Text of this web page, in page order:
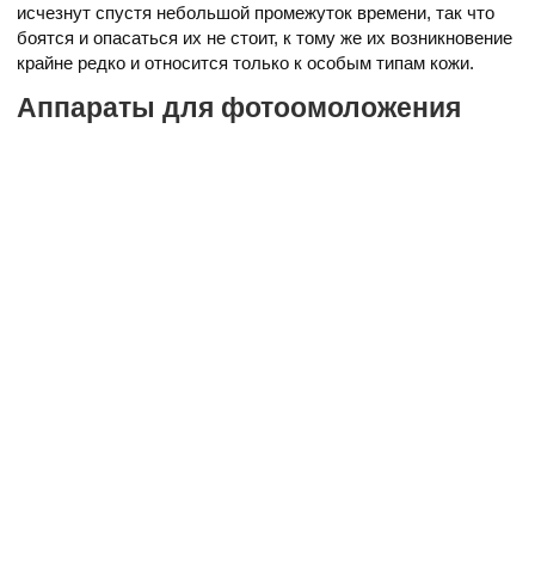
исчезнут спустя небольшой промежуток времени, так что
боятся и опасаться их не стоит, к тому же их возникновение
крайне редко и относится только к особым типам кожи.
Аппараты для фотоомоложения